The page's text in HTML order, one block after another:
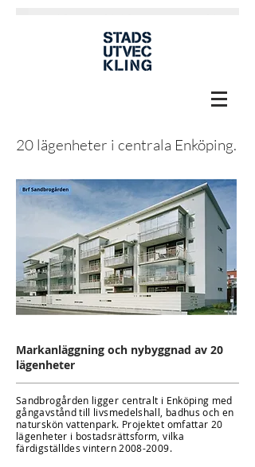
20 lägenheter i centrala Enköping.
Markanläggning och nybyggnad av 20
lägenheter
Sandbrogården ligger centralt i Enköping med
gångavstånd till livsmedelshall, badhus och en
naturskön vattenpark. Projektet omfattar 20
lägenheter i bostadsrättsform, vilka
färdigställdes vintern 2008-2009.